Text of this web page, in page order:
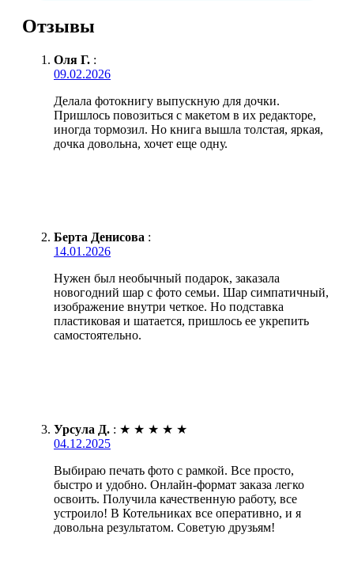
Отзывы
Оля Г. :
09.02.2026
Делала фотокнигу выпускную для дочки.
Пришлось повозиться с макетом в их редакторе,
иногда тормозил. Но книга вышла толстая, яркая,
дочка довольна, хочет еще одну.
Берта Денисова :
14.01.2026
Нужен был необычный подарок, заказала
новогодний шар с фото семьи. Шар симпатичный,
изображение внутри четкое. Но подставка
пластиковая и шатается, пришлось ее укрепить
самостоятельно.
Урсула Д. : ★ ★ ★ ★ ★
04.12.2025
Выбираю печать фото с рамкой. Все просто,
быстро и удобно. Онлайн-формат заказа легко
освоить. Получила качественную работу, все
устроило! В Котельниках все оперативно, и я
довольна результатом. Советую друзьям!